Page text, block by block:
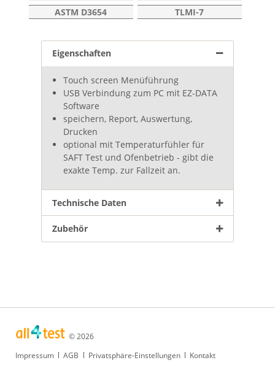
ASTM D3654
TLMI-7
Eigenschaften
Touch screen Menüführung
USB Verbindung zum PC mit EZ-DATA
Software
speichern, Report, Auswertung,
Drucken
optional mit Temperaturfühler für
SAFT Test und Ofenbetrieb - gibt die
exakte Temp. zur Fallzeit an.
Technische Daten
Zubehör
© 2026
Navigation
Impressum AGB Privatsphäre-Einstellungen Kontakt